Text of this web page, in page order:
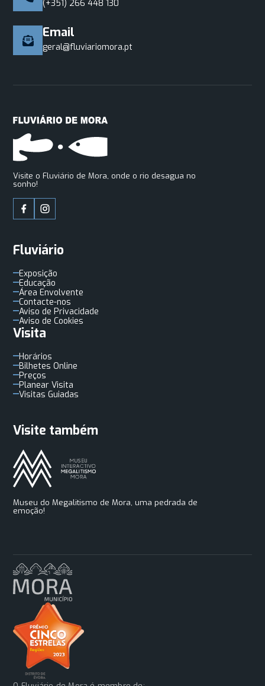
(+351) 266 448 130
Email
geral@fluviariomora.pt
Visite o Fluviário de Mora, onde o rio desagua no
sonho!
Fluviário
Exposição
Educação
Área Envolvente
Contacte-nos
Aviso de Privacidade
Aviso de Cookies
Visita
Horários
Bilhetes Online
Preços
Planear Visita
Visitas Guiadas
Visite também
Museu do Megalitismo de Mora, uma pedrada de
emoção!